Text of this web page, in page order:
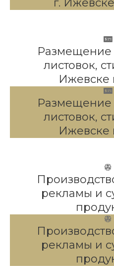
г.
листовок,
Ижевске
листовок,
Ижевске
рекламы и
рекламы и